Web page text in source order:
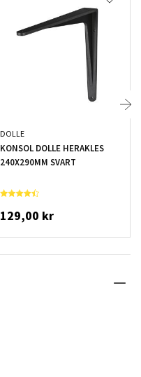
DOLLE
KONSOL DOLLE HERAKLES
240X290MM SVART
129,00 kr